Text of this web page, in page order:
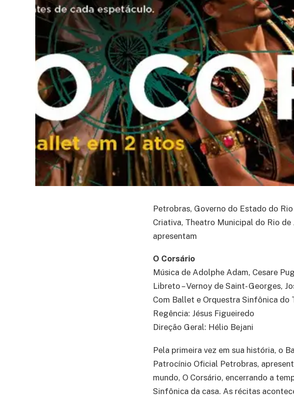
Petrobras, Governo do Estado do
Criativa, Theatro Municipal do Rio
apresentam
O Corsário
Música de Adolphe Adam, Cesare
Libreto – Vernoy de Saint- Georges,
Com Ballet e Orquestra Sinfônica do
Regência: Jésus Figueiredo
Direção Geral: Hélio Bejani
Pela primeira vez em sua história, o
Patrocínio Oficial Petrobras,
mundo, O Corsário, encerrando a
Sinfônica da casa. As récitas